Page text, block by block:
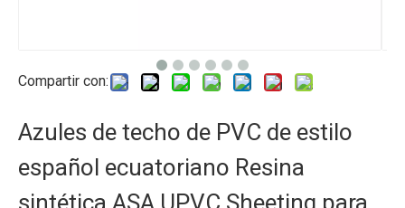
Compartir con:
Azules de techo de PVC de estilo
español ecuatoriano Resina
sintética ASA UPVC Sheeting para